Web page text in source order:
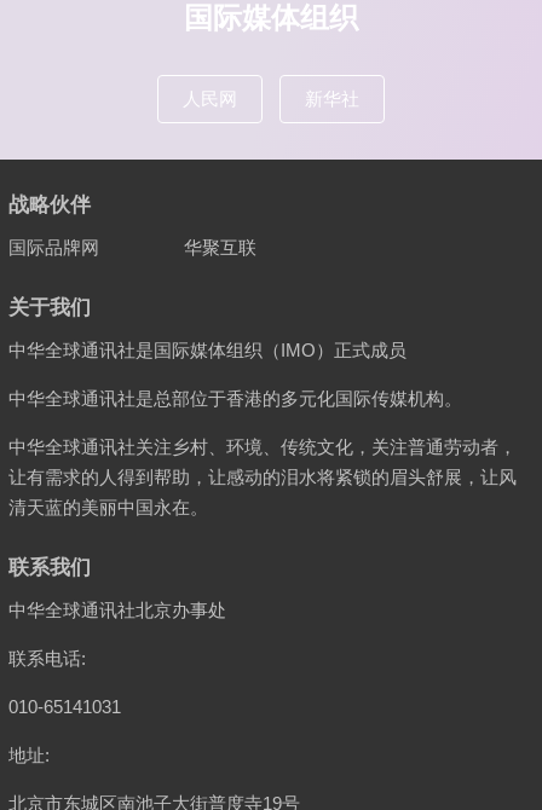
国际媒体组织
人民网 新华社
战略伙伴
国际品牌网 华聚互联
关于我们
中华全球通讯社是国际媒体组织（IMO）正式成员
中华全球通讯社是总部位于香港的多元化国际传媒机构。
中华全球通讯社关注乡村、环境、传统文化，关注普通劳动者，
让有需求的人得到帮助，让感动的泪水将紧锁的眉头舒展，让风
清天蓝的美丽中国永在。
联系我们
中华全球通讯社北京办事处
联系电话:
010-65141031
地址:
北京市东城区南池子大街普度寺19号